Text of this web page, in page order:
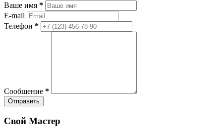
Ваше имя *
E-mail
Телефон *
Сообщение *
Отправить
Свой Мастер